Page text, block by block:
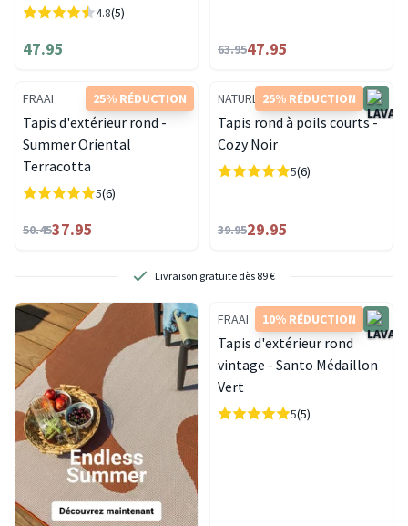
4.8(5)
47.95 63.9547.95
25% RÉDUCTION
FRAAI
Tapis d'extérieur rond -
Summer Oriental
Terracotta
5(6)
50.4537.95
25% RÉDUCTION
NATURL.
Tapis rond à poils courts -
Cozy Noir
5(6)
39.9529.95
Livraison gratuite dès 89 €
10% RÉDUCTION
FRAAI
Tapis d'extérieur rond
vintage - Santo Médaillon
Vert
5(5)